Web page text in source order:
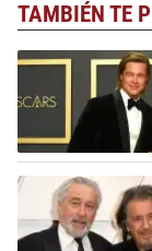
TAMBIÉN TE